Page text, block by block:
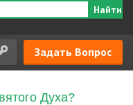
Найти
Задать Вопрос
Духа?